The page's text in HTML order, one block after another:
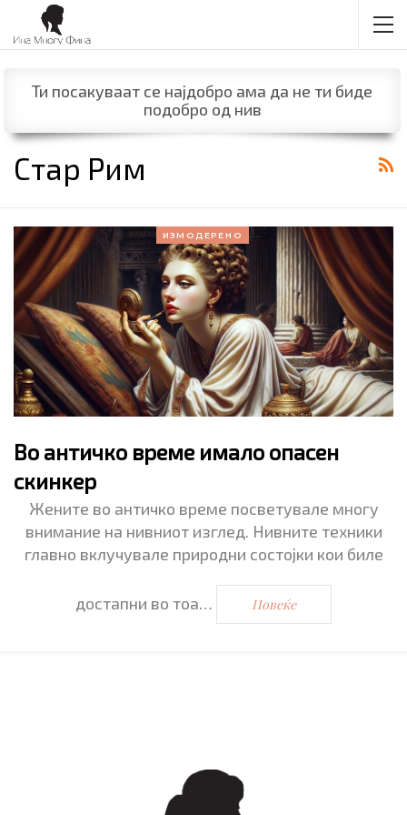
Ти посакуваат се најдобро ама да не ти биде
подобро од нив
Стар Рим
ИЗМОДЕРЕНО
Во античко време имало опасен
скинкер
Жените во античко време посветувале многу
внимание на нивниот изглед. Нивните техники
главно вклучувале природни состојки кои биле
достапни во тоа… Повеќе